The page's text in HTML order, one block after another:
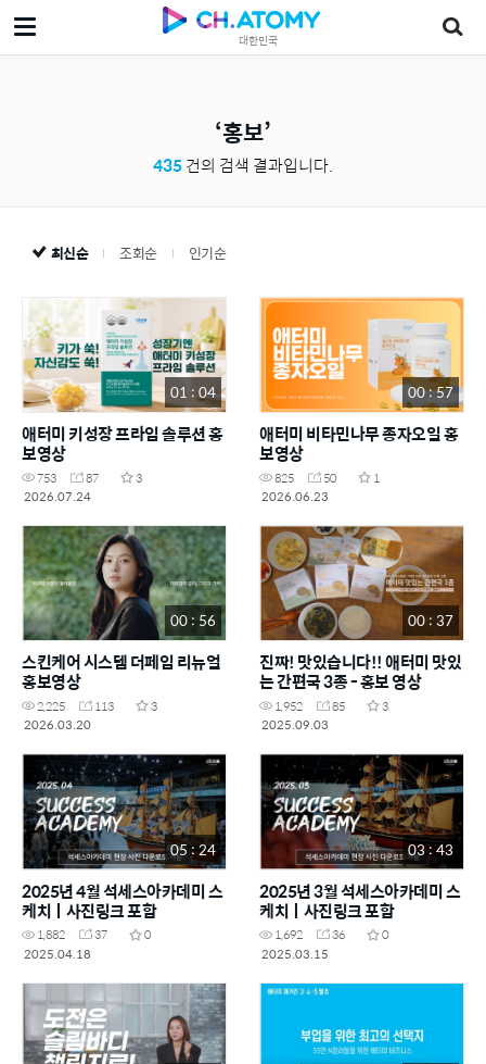
대한민국
홍보
435건의 검색 결과입니다.
최신순 조회순 인기순
01 : 04
애터미 키성장 프라임 솔루션 홍
보영상
753 87
3
2026.07.24
00 : 57
애터미 비타민나무 종자오일 홍
보영상
825 50
1
2026.06.23
00 : 56
스킨케어 시스템 더페임 리뉴얼
홍보영상
2,225 113
3
2026.03.20
00 : 37
진짜! 맛있습니다!! 애터미 맛있
는 간편국 3종 - 홍보 영상
1,952 85
3
2025.09.03
05 : 24
2025년 4월 석세스아카데미 스
케치ㅣ사진링크 포함
1,882 37
0
2025.04.18
03 : 43
2025년 3월 석세스아카데미 스
케치ㅣ사진링크 포함
1,692 36
0
2025.03.15